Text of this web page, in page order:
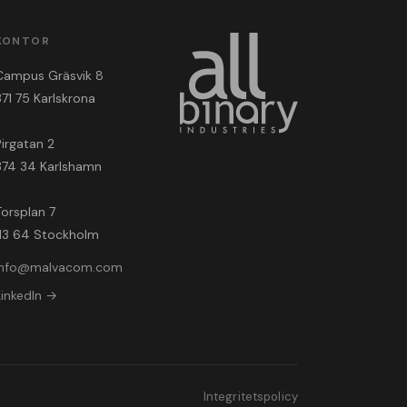
Gräsvik 8
75 Karlskrona
2
34 Karlshamn
7
64 Stockholm
→
Integritetspolicy